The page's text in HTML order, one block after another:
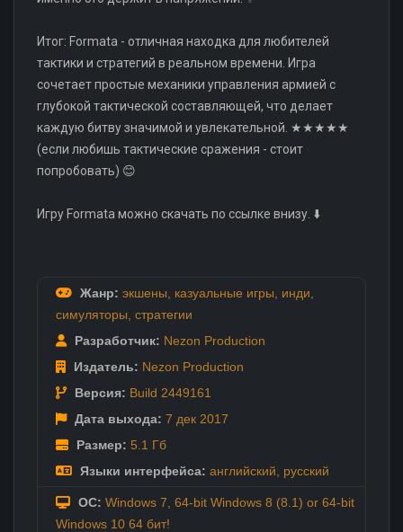
Итог: Formata - отличная находка для любителей
тактики и стратегий в реальном времени. Игра
сочетает простые механики управления армией с
глубокой тактической составляющей, что делает
каждую битву значимой и увлекательной. ★★★★★
(если любишь тактические сражения - стоит
попробовать) 😊
Игру Formata можно скачать по ссылке внизу. ⬇️
Жанр: экшены казуальные игры инди
симуляторы стратегии
Разработчик: Nezon Production
Издатель: Nezon Production
Версия: Build 2449161
Дата выхода: 7 дек 2017
Размер: 5.1 Гб
Языки интерфейса: английский русский
ОС: Windows 7, 64-bit Windows 8 (8.1) or 64-bit
Windows 10 64 бит!